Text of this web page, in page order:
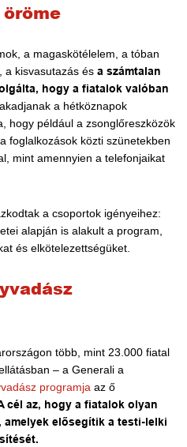
a magaskötélelem, a tóban
a kisvasutazás és a számtalan
hogy a fiatalok valóban
a hétköznapok
hogy például a zsonglőreszközök
foglalkozások közti szünetekben
mint amennyien a telefonjaikat
a csoportok igényeihez:
alapján is alakult a program,
és elkötelezettségüket.
több, mint 23.000 fiatal
– a Generali a
programja az ő
cél az, hogy a fiatalok olyan
amelyek elősegítik a testi-lelki